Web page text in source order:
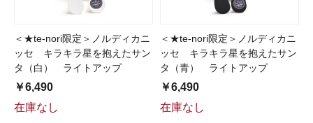
＜★te-nori限定＞ノルディカニ
ッセ キラキラ星を抱えたサン
タ（白） ライトアップ
￥6,490
在庫なし
＜★te-nori限定＞ノルディカニ
ッセ キラキラ星を抱えたサン
タ（青） ライトアップ
￥6,490
在庫なし